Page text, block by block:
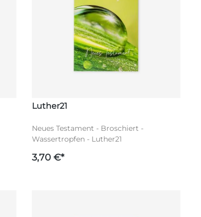
Luther21
Neues Testament - Broschiert -
Wassertropfen - Luther21
3,70 €*